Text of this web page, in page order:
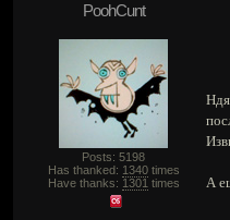
PoohCunt
Posts: 5198
Has thanked: 1340times
Have thanks: 1301 times А